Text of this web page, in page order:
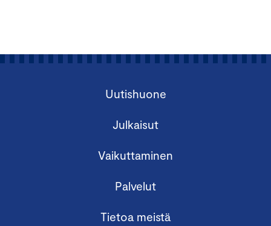
Uutishuone
Julkaisut
Vaikuttaminen
Palvelut
Tietoa meistä